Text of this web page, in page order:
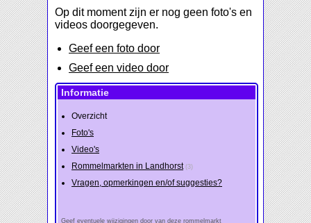
Op dit moment zijn er nog geen foto's en
videos doorgegeven.
Geef een foto door
Geef een video door
Informatie
Overzicht
Foto's
Video's
Rommelmarkten in Landhorst (3)
Vragen, opmerkingen en/of suggesties?
Geef eventuele wijzigingen door van deze rommelmarkt